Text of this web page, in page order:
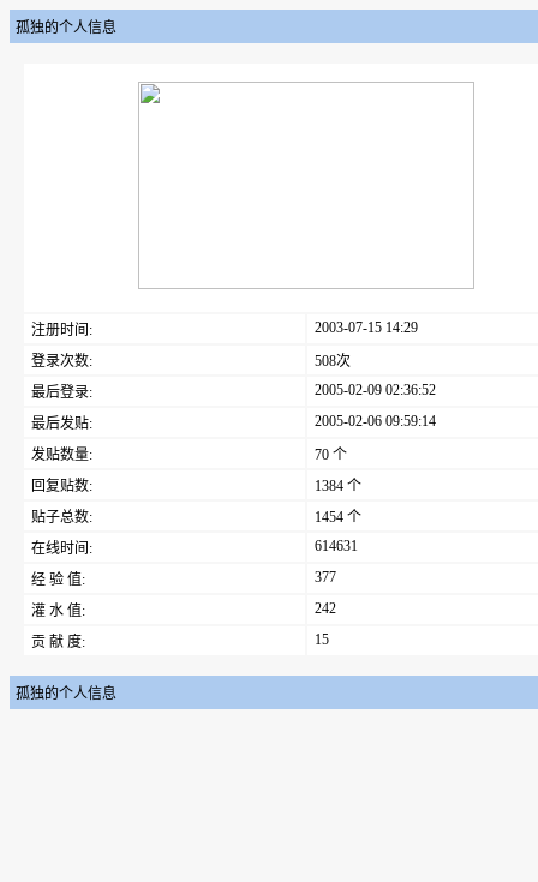
孤独的个人信息
注册时间:
2003-07-15 14:29
登录次数:
508次
最后登录:
2005-02-09 02:36:52
最后发贴:
2005-02-06 09:59:14
发贴数量:
70 个
回复贴数:
1384 个
贴子总数:
1454 个
在线时间:
614631
经 验 值:
377
灌 水 值:
242
贡 献 度:
15
孤独的个人信息